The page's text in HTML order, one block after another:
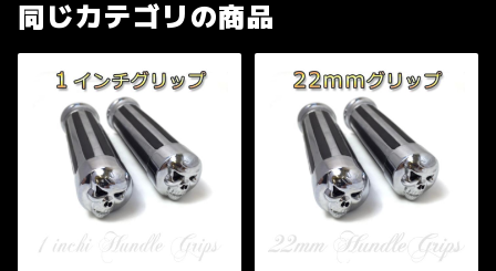
同じカテゴリの商品